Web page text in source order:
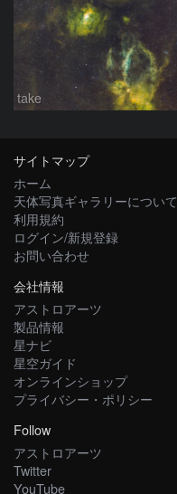
take
サイトマップ
ホーム
天体写真ギャラリーについて
利用規約
ログイン/新規登録
お問い合わせ
会社情報
アストロアーツ
製品情報
星ナビ
星空ガイド
オンラインショップ
プライバシー・ポリシー
Follow
アストロアーツ
Twitter
YouTube